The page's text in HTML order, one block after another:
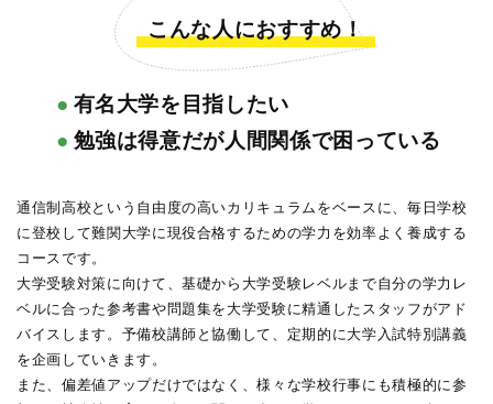
こんな人におすすめ！
● 有名大学を目指したい
● 勉強は得意だが人間関係で困っている
通信制高校という自由度の高いカリキュラムをベースに、毎日学校
に登校して難関大学に現役合格するための学力を効率よく養成する
コースです。
大学受験対策に向けて、基礎から大学受験レベルまで自分の学力レ
ベルに合った参考書や問題集を大学受験に精通したスタッフがアド
バイスします。予備校講師と協働して、定期的に大学入試特別講義
を企画していきます。
また、偏差値アップだけではなく、様々な学校行事にも積極的に参